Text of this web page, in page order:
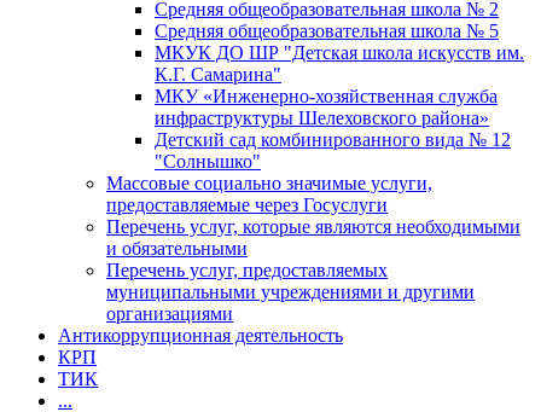
Средняя общеобразовательная школа № 2
Средняя общеобразовательная школа № 5
МКУК ДО ШР "Детская школа искусств им.
К.Г. Самарина"
МКУ «Инженерно-хозяйственная служба
инфраструктуры Шелеховского района»
Детский сад комбинированного вида № 12
"Солнышко"
Массовые социально значимые услуги,
предоставляемые через Госуслуги
Перечень услуг, которые являются необходимыми
и обязательными
Перечень услуг, предоставляемых
муниципальными учреждениями и другими
организациями
Антикоррупционная деятельность
КРП
ТИК
...